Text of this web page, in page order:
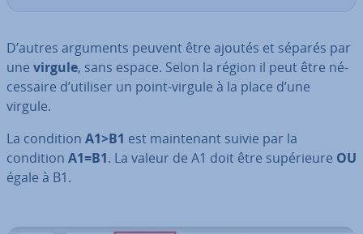
D’autres arguments peuvent être ajoutés et séparés par
une virgule, sans espace. Selon la région il peut être né­
ces­saire d’utiliser un point-virgule à la place d’une
virgule.
La condition A1>B1 est main­te­nant suivie par la
condition A1=B1. La valeur de A1 doit être su­pé­rieure OU
égale à B1.